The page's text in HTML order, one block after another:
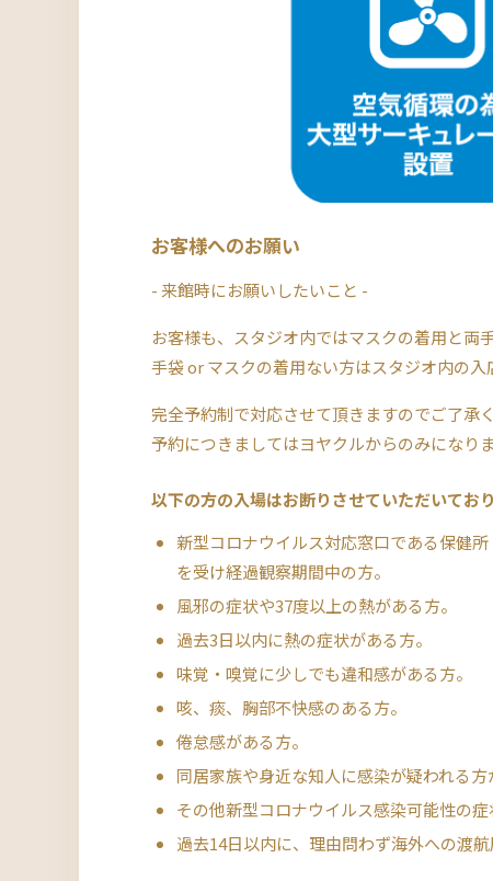
お客様へのお願い
- 来館時にお願いしたいこと -
お客様も、スタジオ内ではマスクの着用と両
手袋 or マスクの着用ない方はスタジオ内の入
完全予約制で対応させて頂きますのでご了承
予約につきましてはヨヤクルからのみになりま
以下の方の入場はお断りさせていただいてお
新型コロナウイルス対応窓口である保健
を受け経過観察期間中の方。
風邪の症状や37度以上の熱がある方。
過去3日以内に熱の症状がある方。
味覚・嗅覚に少しでも違和感がある方。
咳、痰、胸部不快感のある方。
倦怠感がある方。
同居家族や身近な知人に感染が疑われる方
その他新型コロナウイルス感染可能性の症
過去14日以内に、理由問わず海外への渡航